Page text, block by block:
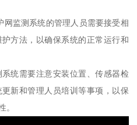
网监测系统的管理人员需要接受相
方法，以确保系统的正常运行和
统需要注意安装位置、传感器检
新和管理人员培训等事项，以保
。